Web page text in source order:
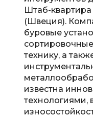
Штаб-
(Швеция).
буровые
технику, а
известна
технологиями,